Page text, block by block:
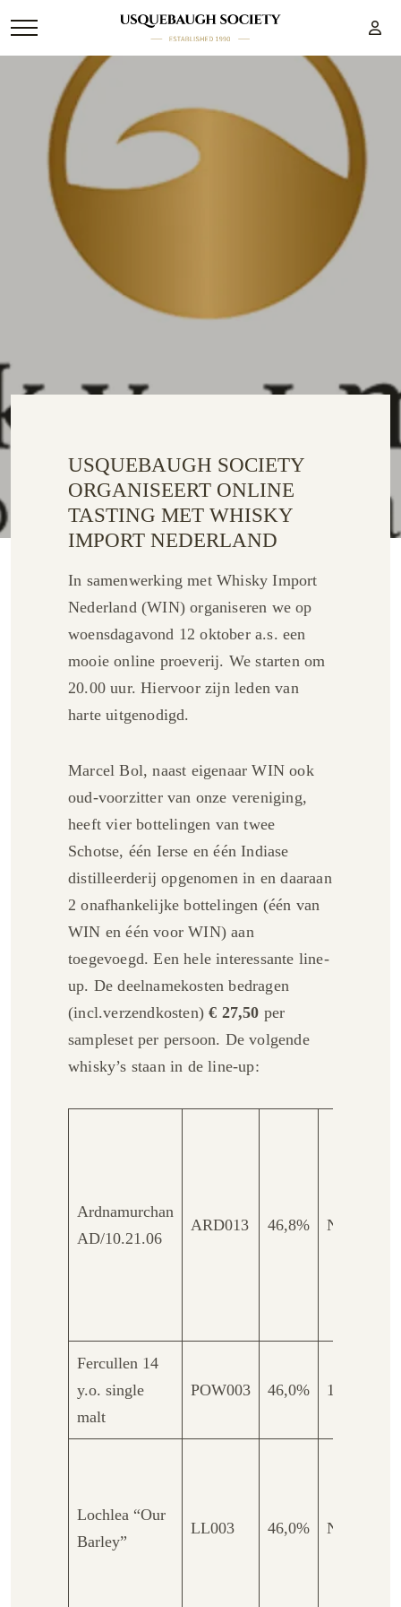
USQUEBAUGH SOCIETY
ORGANISEERT ONLINE
TASTING MET WHISKY
IMPORT NEDERLAND
In samenwerking met Whisky Import
Nederland (WIN) organiseren we op
woensdagavond 12 oktober a.s. een
mooie online proeverij. We starten om
20.00 uur. Hiervoor zijn leden van
harte uitgenodigd.
Marcel Bol, naast eigenaar WIN ook
oud-voorzitter van onze vereniging,
heeft vier bottelingen van twee
Schotse, één Ierse en één Indiase
distilleerderij opgenomen in en daaraan
2 onafhankelijke bottelingen (één van
WIN en één voor WIN) aan
toegevoegd. Een hele interessante line-
up. De deelnamekosten bedragen
(incl.verzendkosten)€ 27,50 per
sampleset per persoon. De volgende
whisky’s staan in de line-up:
Ardnamurchan
AD/10.21.06
ARD013 46,8% Nas
Fercullen 14
y.o. single
malt
POW003 46,0% 14
Lochlea “Our
Barley”
LL003 46,0% Nas